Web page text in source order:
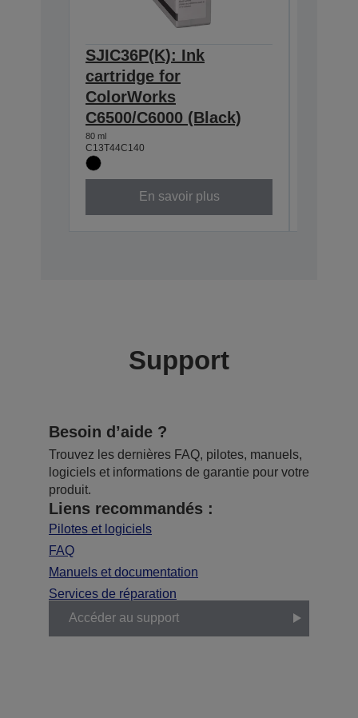
SJIC36P(K): Ink
cartridge for
ColorWorks
C6500/C6000 (Black)
80 ml
C13T44C140
En savoir plus
Support
Besoin d’aide ?
Trouvez les dernières FAQ, pilotes, manuels,
logiciels et informations de garantie pour votre
produit.
Liens recommandés :
Pilotes et logiciels
FAQ
Manuels et documentation
Services de réparation
Accéder au support